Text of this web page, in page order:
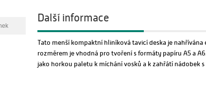
Další informace
Tato menší kompaktní hliníková tavicí deska je
rozměrem je vhodná pro tvoření s formáty papíru A5 a
jako horkou paletu k míchání vosků a k zahřátí nádobek s